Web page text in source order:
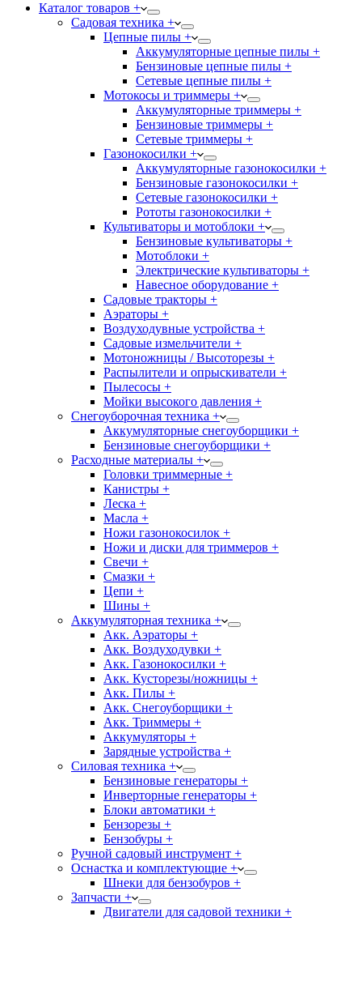
Каталог товаров +
Садовая техника +
Цепные пилы +
Аккумуляторные цепные пилы +
Бензиновые цепные пилы +
Сетевые цепные пилы +
Мотокосы и триммеры +
Аккумуляторные триммеры +
Бензиновые триммеры +
Сетевые триммеры +
Газонокосилки +
Аккумуляторные газонокосилки +
Бензиновые газонокосилки +
Сетевые газонокосилки +
Рототы газонокосилки +
Культиваторы и мотоблоки +
Бензиновые культиваторы +
Мотоблоки +
Электрические культиваторы +
Навесное оборудование +
Садовые тракторы +
Аэраторы +
Воздуходувные устройства +
Садовые измельчители +
Мотоножницы / Высоторезы +
Распылители и опрыскиватели +
Пылесосы +
Мойки высокого давления +
Снегоуборочная техника +
Аккумуляторные снегоуборщики +
Бензиновые снегоуборщики +
Расходные материалы +
Головки триммерные +
Канистры +
Леска +
Масла +
Ножи газонокосилок +
Ножи и диски для триммеров +
Свечи +
Смазки +
Цепи +
Шины +
Аккумуляторная техника +
Акк. Аэраторы +
Акк. Воздуходувки +
Акк. Газонокосилки +
Акк. Кусторезы/ножницы +
Акк. Пилы +
Акк. Снегоуборщики +
Акк. Триммеры +
Аккумуляторы +
Зарядные устройства +
Силовая техника +
Бензиновые генераторы +
Инверторные генераторы +
Блоки автоматики +
Бензорезы +
Бензобуры +
Ручной садовый инструмент +
Оснастка и комплектующие +
Шнеки для бензобуров +
Запчасти +
Двигатели для садовой техники +